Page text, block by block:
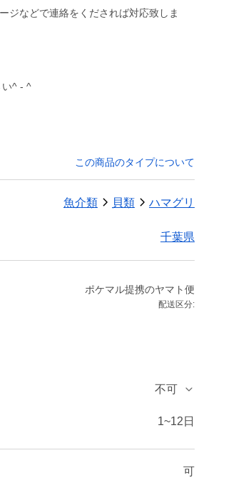
ジなどで連絡をくだされば対応致しま
い^ - ^
この商品のタイプについて
魚介類 貝類 ハマグリ
千葉県
ポケマル提携のヤマト便
配送区分:
不可
1~12日
可